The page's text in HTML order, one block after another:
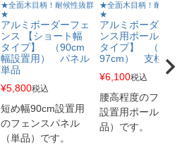
★全面木目柄！耐候性抜群
★
アルミボーダーフェ
ンス 【ショート幅
タイプ】 （90cm
幅設置用） パネル
単品
¥5,800税込
短め幅90cm設置用
のフェンスパネル
（単品）です。
★全面木目柄！耐候性抜
★
アルミボーダーフ
ンス用ポール 【ロ
タイプ】 （高さ
97cm） 支柱単品
¥6,100税込
腰高程度のフェン
設置用ポール（単
品）です。